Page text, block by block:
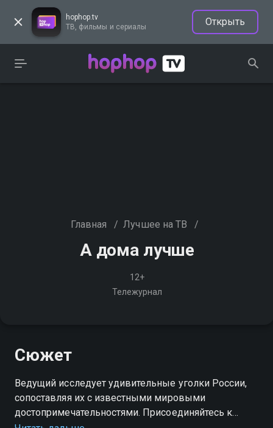
hophop.tv
ТВ, фильмы и сериалы
Открыть
Главная / Лучшее на ТВ /
А дома лучше
12+
Тележурнал
Сюжет
Ведущий исследует удивительные уголки России,
сопоставляя их с известными мировыми
достопримечательностями. Присоединяйтесь к